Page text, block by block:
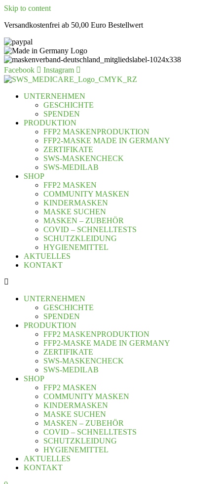
Skip to content
Versandkostenfrei ab 50,00 Euro Bestellwert
Facebook Instagram
UNTERNEHMEN
GESCHICHTE
SPENDEN
PRODUKTION
FFP2 MASKENPRODUKTION
FFP2-MASKE MADE IN GERMANY
ZERTIFIKATE
SWS-MASKENCHECK
SWS-MEDILAB
SHOP
FFP2 MASKEN
COMMUNITY MASKEN
KINDERMASKEN
MASKE SUCHEN
MASKEN – ZUBEHÖR
COVID – SCHNELLTESTS
SCHUTZKLEIDUNG
HYGIENEMITTEL
AKTUELLES
KONTAKT
UNTERNEHMEN
GESCHICHTE
SPENDEN
PRODUKTION
FFP2 MASKENPRODUKTION
FFP2-MASKE MADE IN GERMANY
ZERTIFIKATE
SWS-MASKENCHECK
SWS-MEDILAB
SHOP
FFP2 MASKEN
COMMUNITY MASKEN
KINDERMASKEN
MASKE SUCHEN
MASKEN – ZUBEHÖR
COVID – SCHNELLTESTS
SCHUTZKLEIDUNG
HYGIENEMITTEL
AKTUELLES
KONTAKT